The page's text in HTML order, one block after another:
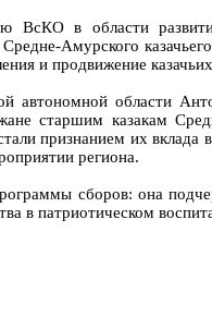
ВсКО в области
Амурского
и продвижение
автономной области
старшим казакам
признанием их вклада
региона.
сборов: она
в патриотическом